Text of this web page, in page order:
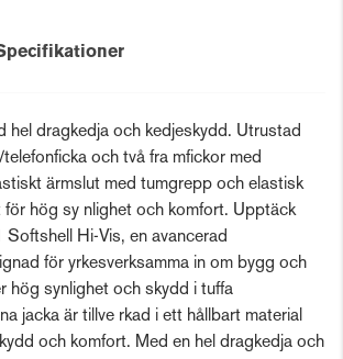
hel dragkedja och kedjeskydd. Utrustad
och två fra mfickor med
ärmslut med tumgrepp och elastisk
för hög sy nlighet och komfort. Upptäck
Softshell Hi-Vis, en avancerad
för yrkesverksamma in om bygg och
hög synlighet och skydd i tuffa
jacka är tillve rkad i ett hållbart material
och komfort. Med en hel dragkedja och